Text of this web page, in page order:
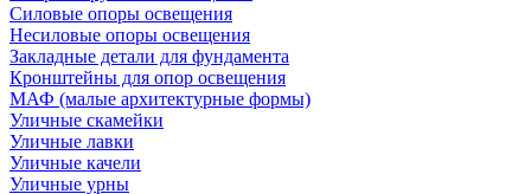
Силовые опоры освещения
Несиловые опоры освещения
Закладные детали для фундамента
Кронштейны для опор освещения
МАФ (малые архитектурные формы)
Уличные скамейки
Уличные лавки
Уличные качели
Уличные урны